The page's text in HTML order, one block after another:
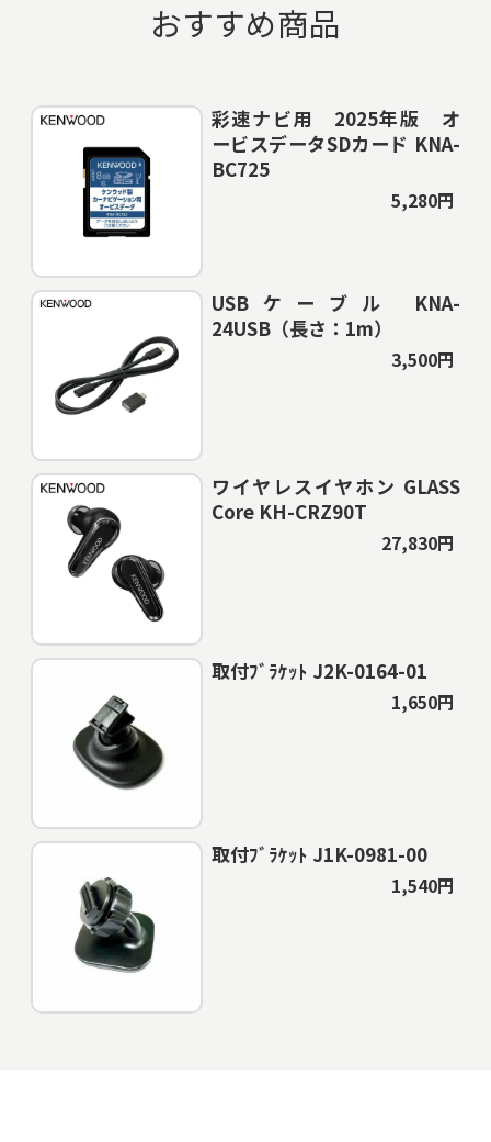
おすすめ商品
彩速ナビ用 2025年版 オ
ービスデータSDカード KNA-
BC725
5,280円
USBケーブル KNA-
24USB（長さ：1m）
3,500円
ワイヤレスイヤホン GLASS
Core KH-CRZ90T
27,830円
取付ﾌﾞﾗｹｯﾄ J2K-0164-01
1,650円
取付ﾌﾞﾗｹｯﾄ J1K-0981-00
1,540円